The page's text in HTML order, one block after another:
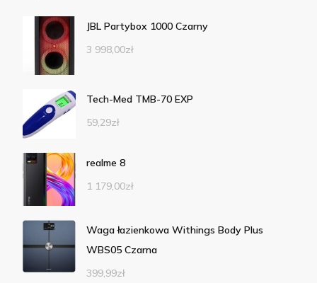
JBL Partybox 1000 Czarny
3 998,00zł
Tech-Med TMB-70 EXP
59,29zł
realme 8
1 179,00zł
Waga łazienkowa Withings Body Plus
WBS05 Czarna
399,99zł